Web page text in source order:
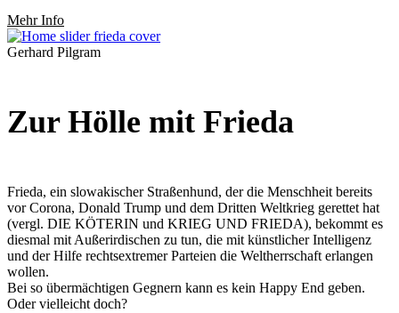
Mehr Info
Gerhard Pilgram
Zur Hölle mit Frieda
Frieda, ein slowakischer Straßenhund, der die Menschheit bereits
vor Corona, Donald Trump und dem Dritten Weltkrieg gerettet hat
(vergl. DIE KÖTERIN und KRIEG UND FRIEDA), bekommt es
diesmal mit Außerirdischen zu tun, die mit künstlicher Intelligenz
und der Hilfe rechtsextremer Parteien die Weltherrschaft erlangen
wollen.
Bei so übermächtigen Gegnern kann es kein Happy End geben.
Oder vielleicht doch?